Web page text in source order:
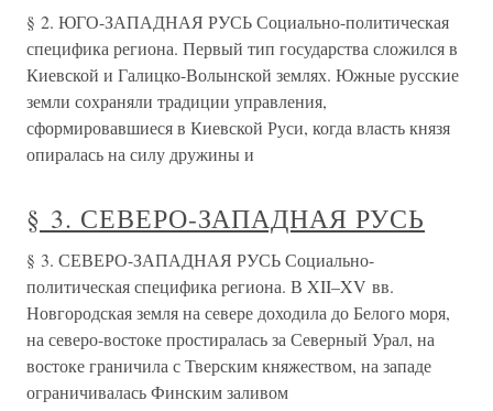
§ 2. ЮГО-ЗАПАДНАЯ РУСЬ Социально-политическая
специфика региона. Первый тип государства сложился в
Киевской и Галицко-Волынской землях. Южные русские
земли сохраняли традиции управления,
сформировавшиеся в Киевской Руси, когда власть князя
опиралась на силу дружины и
§ 3. СЕВЕРО-ЗАПАДНАЯ РУСЬ
§ 3. СЕВЕРО-ЗАПАДНАЯ РУСЬ Социально-
политическая специфика региона. В XII–XV вв.
Новгородская земля на севере доходила до Белого моря,
на северо-востоке простиралась за Северный Урал, на
востоке граничила с Тверским княжеством, на западе
ограничивалась Финским заливом